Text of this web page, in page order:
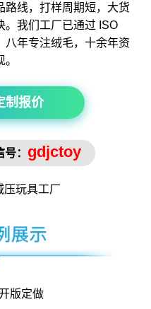
路线，打样周期短，大货
。我们工厂已通过 ISO
八年专注绒毛，十余年资
制报价
： gdjctoy
压玩具工厂
版定做